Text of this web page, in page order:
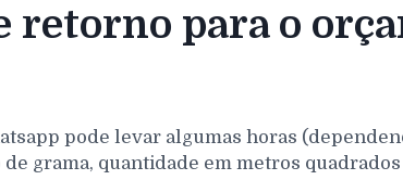
retorno para o
pode levar algumas horas
grama, quantidade em metros